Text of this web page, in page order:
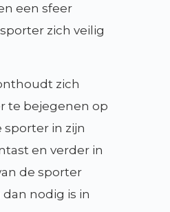
een sfeer
zich veilig
zich
te bejegenen op
sporter in zijn
en verder in
de sporter
nodig is in